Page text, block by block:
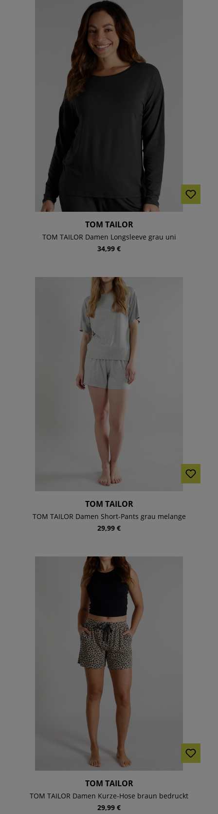
TOM TAILOR
TOM TAILOR Damen Longsleeve grau uni
34,99 €
TOM TAILOR
TOM TAILOR Damen Short-Pants grau melange
29,99 €
TOM TAILOR
TOM TAILOR Damen Kurze-Hose braun bedruckt
29,99 €